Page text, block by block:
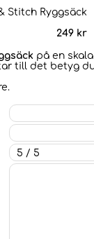
Stitch Ryggsäck
249 kr
på en
till det betyg